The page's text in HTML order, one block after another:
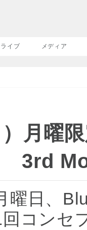
ライブ メディア
月曜
3rd
日、
コンセ